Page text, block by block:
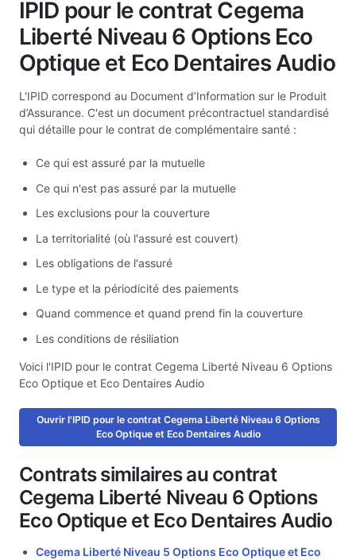
IPID pour le contrat Cegema
Liberté Niveau 6 Options Eco
Optique et Eco Dentaires Audio
L'IPID correspond au Document d’Information sur le Produit
d’Assurance. C'est un document précontractuel standardisé
qui détaille pour le contrat de complémentaire santé :
Ce qui est assuré par la mutuelle
Ce qui n'est pas assuré par la mutuelle
Les exclusions pour la couverture
La territorialité (où l'assuré est couvert)
Les obligations de l'assuré
Le type et la périodicité des paiements
Quand commence et quand prend fin la couverture
Les conditions de résiliation
Voici l'IPID pour le contrat Cegema Liberté Niveau 6 Options
Eco Optique et Eco Dentaires Audio
Ouvrir l'IPID pour le contrat Cegema Liberté Niveau 6 Options
Eco Optique et Eco Dentaires Audio
Contrats similaires au contrat
Cegema Liberté Niveau 6 Options
Eco Optique et Eco Dentaires Audio
Cegema Liberté Niveau 5 Options Eco Optique et Eco